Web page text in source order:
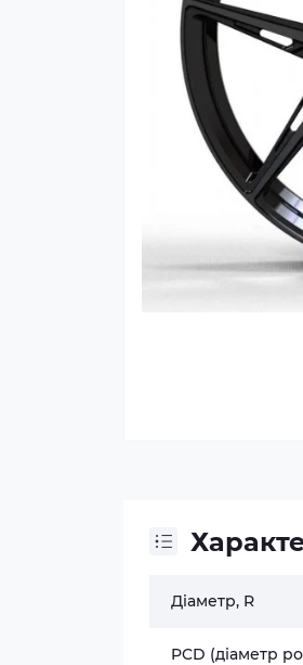
Діаметр, R
PCD (діаметр